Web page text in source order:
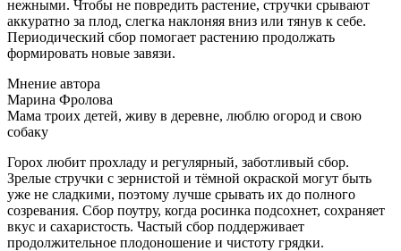
нежными. Чтобы не повредить растение, стручки срывают
аккуратно за плод, слегка наклоняя вниз или тянув к себе.
Периодический сбор помогает растению продолжать
формировать новые завязи.
Мнение автора
Марина Фролова
Мама троих детей, живу в деревне, люблю огород и свою
собаку
Горох любит прохладу и регулярный, заботливый сбор.
Зрелые стручки с зернистой и тёмной окраской могут быть
уже не сладкими, поэтому лучше срывать их до полного
созревания. Сбор поутру, когда росинка подсохнет, сохраняет
вкус и сахаристость. Частый сбор поддерживает
продолжительное плодоношение и чистоту грядки.